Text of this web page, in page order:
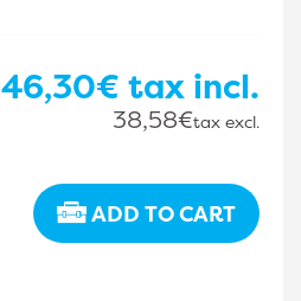
46,30€ tax incl.
38,58€tax excl.
ADD TO CART